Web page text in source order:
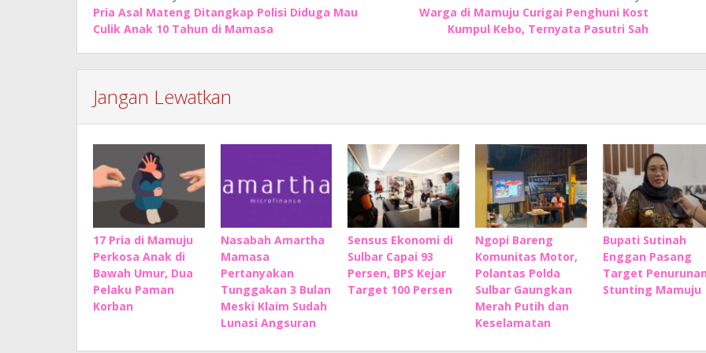
pos
Pria Asal Mateng Ditangkap Polisi Diduga Mau
Culik Anak 10 Tahun di Mamasa
Warga di Mamuju Curigai Penghuni Kost
Kumpul Kebo, Ternyata Pasutri Sah
Jangan Lewatkan
17 Pria di Mamuju
Perkosa Anak di
Bawah Umur, Dua
Pelaku Paman
Korban
Nasabah Amartha
Mamasa
Pertanyakan
Tunggakan 3 Bulan
Meski Klaim Sudah
Lunasi Angsuran
Sensus Ekonomi di
Sulbar Capai 93
Persen, BPS Kejar
Target 100 Persen
Ngopi Bareng
Komunitas Motor,
Polantas Polda
Sulbar Gaungkan
Merah Putih dan
Keselamatan
Bupati Sutinah
Enggan Pasang
Target
Stunting Mamuju